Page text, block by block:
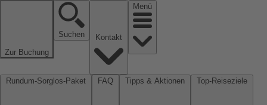
Zur Buchung
Suchen
Menü